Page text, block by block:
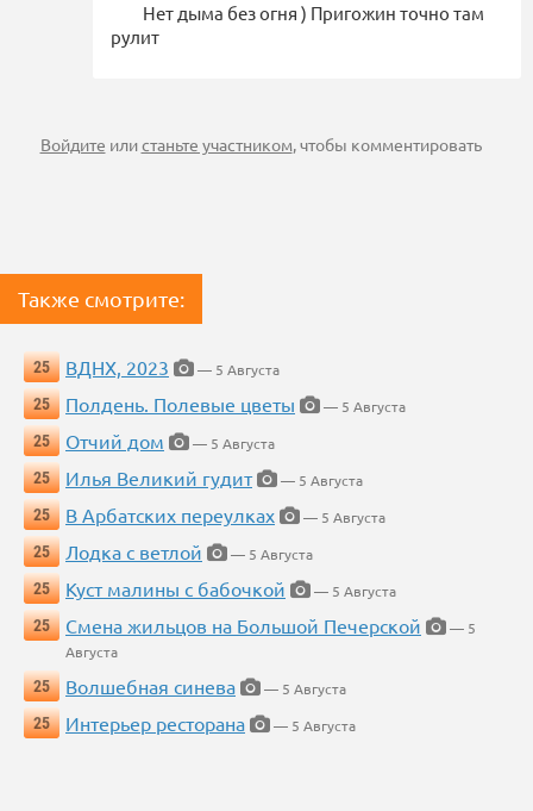
Нет дыма без огня ) Пригожин точно там
рулит
Войдите илистаньте участником, чтобы комментировать
Также смотрите:
25 ВДНХ, 2023
— 5 Августа
25
Полдень. Полевые цветы
— 5 Августа
25
Отчий дом
— 5 Августа
25
Илья Великий гудит
— 5 Августа
25
В Арбатских переулках
— 5 Августа
25
Лодка с ветлой
— 5 Августа
25
Куст малины с бабочкой
— 5 Августа
25
Смена жильцов на Большой Печерской
— 5
Августа
25
Волшебная синева
— 5 Августа
25
Интерьер ресторана — 5 Августа